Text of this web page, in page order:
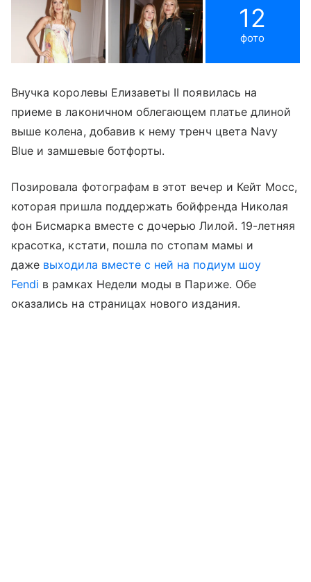
12
фото
Внучка королевы Елизаветы II появилась на
приеме в лаконичном облегающем платье длиной
выше колена, добавив к нему тренч цвета Navy
Blue и замшевые ботфорты.
Позировала фотографам в этот вечер и Кейт Мосс,
которая пришла поддержать бойфренда Николая
фон Бисмарка вместе с дочерью Лилой. 19-летняя
красотка, кстати, пошла по стопам мамы и
даже выходила вместе с ней на подиум шоу
Fendi в рамках Недели моды в Париже. Обе
оказались на страницах нового издания.